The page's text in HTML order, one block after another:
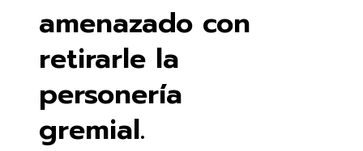
amenazado con
retirarle la
personería
gremial.